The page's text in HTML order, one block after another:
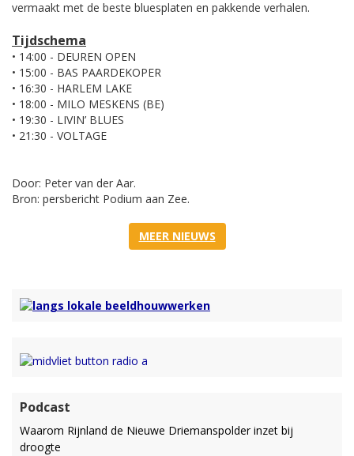
vermaakt met de beste bluesplaten en pakkende verhalen.
Tijdschema
• 14:00 - DEUREN OPEN
• 15:00 - BAS PAARDEKOPER
• 16:30 - HARLEM LAKE
• 18:00 - MILO MESKENS (BE)
• 19:30 - LIVIN’ BLUES
• 21:30 - VOLTAGE
Door: Peter van der Aar.
Bron: persbericht Podium aan Zee.
MEER NIEUWS
Podcast
Waarom Rijnland de Nieuwe Driemanspolder inzet bij
droogte